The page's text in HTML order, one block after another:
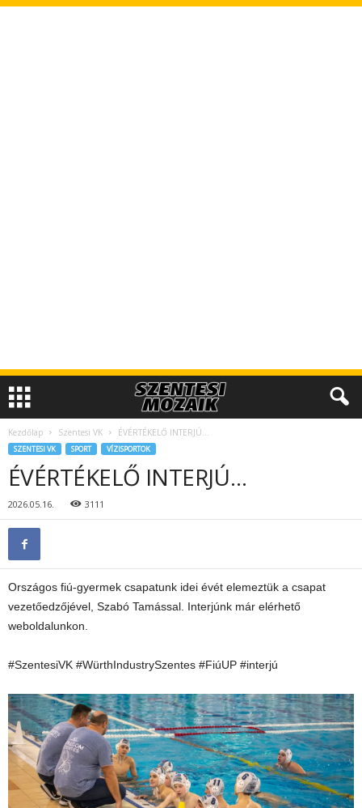
Kezdőlap Szentesi VK ÉVÉRTÉKELŐ INTERJÚ…
SZENTESI VK SPORT VÍZISPORTOK
ÉVÉRTÉKELŐ INTERJÚ…
2026.05.16. 3111
Országos fiú-gyermek csapatunk idei évét elemeztük a csapat
vezetőedzőjével, Szabó Tamással. Interjúnk már elérhető
weboldalunkon.
#SzentesiVK #WürthIndustrySzentes #FiúUP #interjú